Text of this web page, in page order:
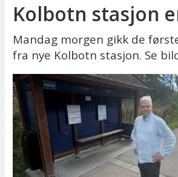
Kolbotn stasjon
Mandag morgen gikk de
fra nye Kolbotn stasjon. Se